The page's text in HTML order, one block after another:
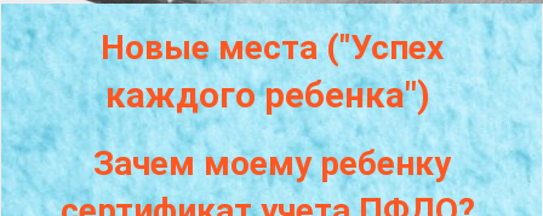
Новые места ("Успех
каждогоребенка")
Зачем моему ребенку